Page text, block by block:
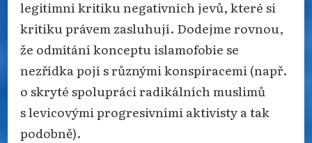
legitimní kritiku negativních jevů, které si
kritiku právem zasluhují. Dodejme rovnou,
že odmítání konceptu islamofobie se
nezřídka pojí s různými konspiracemi (např.
o skryté spolupráci radikálních muslimů
s levicovými progresivními aktivisty a tak
podobně).